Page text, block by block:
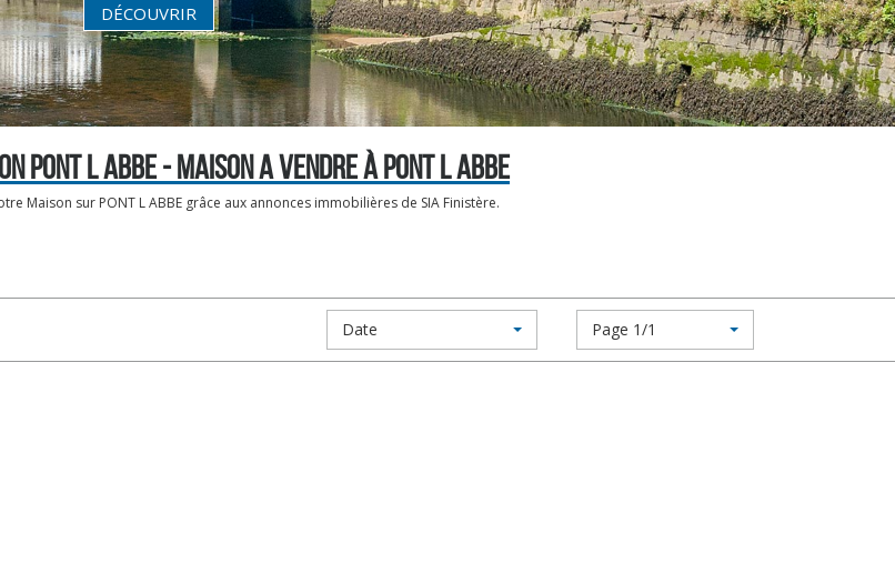
DÉCOUVRIR
PONT L ABBE - MAISON A VENDRE À PONT L ABBE
Maison sur PONT L ABBE grâce aux annonces immobilières de SIA Finistère.
Page 1/1
Date